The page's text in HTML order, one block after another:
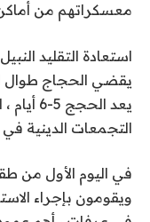
معسكراتهم من
استعادة التقليد
يقضي الحجاج طوال
يعد
التجمعات الدينية في
في اليوم الأول من